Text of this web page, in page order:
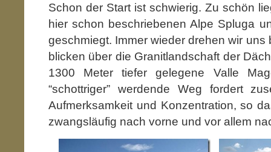
Schon der Start ist schwierig. Zu schön
hier schon beschriebenen Alpe Spluga
geschmiegt. Immer wieder drehen wir
blicken über die Granitlandschaft der
1300 Meter tiefer gelegene Valle
“schottriger” werdende Weg fordert
Aufmerksamkeit und Konzentration, so
zwangsläufig nach vorne und vor allem